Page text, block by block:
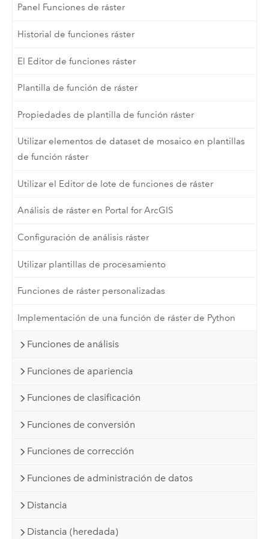
Panel Funciones de ráster
Historial de funciones ráster
El Editor de funciones ráster
Plantilla de función de ráster
Propiedades de plantilla de función ráster
Utilizar elementos de dataset de mosaico en plantillas
de función ráster
Utilizar el Editor de lote de funciones de ráster
Análisis de ráster en Portal for ArcGIS
Configuración de análisis ráster
Utilizar plantillas de procesamiento
Funciones de ráster personalizadas
Implementación de una función de ráster de Python
Funciones de análisis
Funciones de apariencia
Funciones de clasificación
Funciones de conversión
Funciones de corrección
Funciones de administración de datos
Distancia
Distancia (heredada)